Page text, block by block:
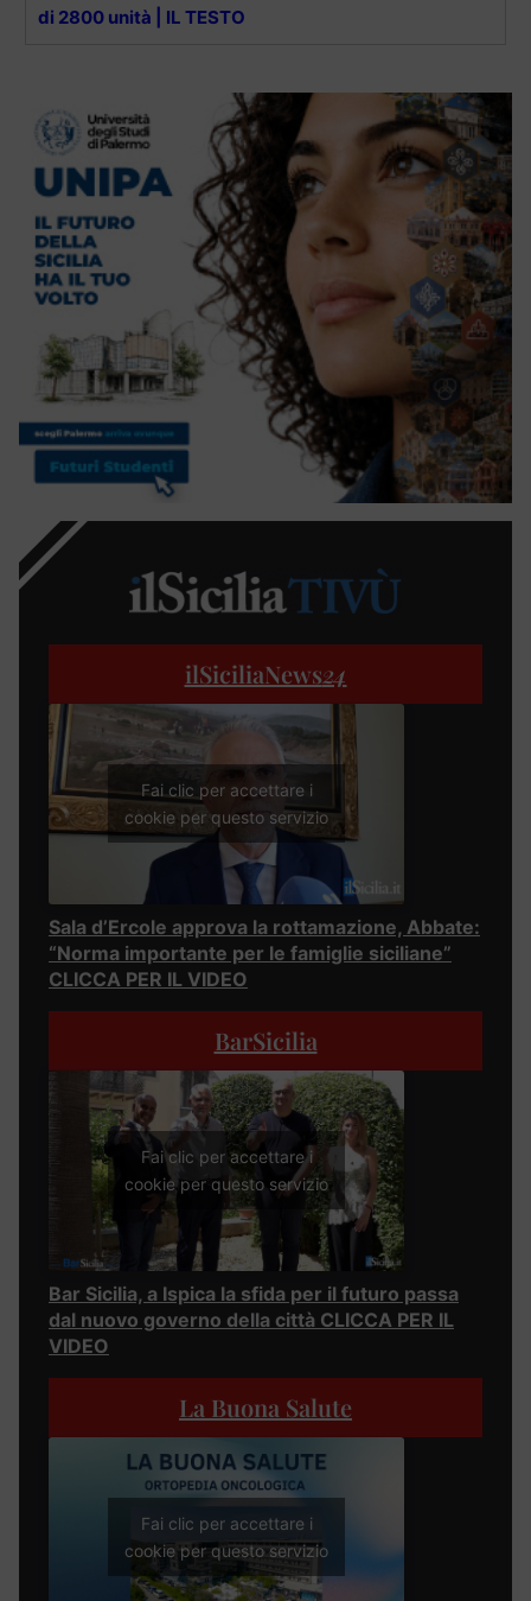
di 2800 unità | IL TESTO
ilSiciliaNews24
Fai clic per accettare i
cookie per questo servizio
Sala d’Ercole approva la rottamazione, Abbate:
“Norma importante per le famiglie siciliane”
CLICCA PER IL VIDEO
BarSicilia
Fai clic per accettare i
cookie per questo servizio
Bar Sicilia, a Ispica la sfida per il futuro passa
dal nuovo governo della città CLICCA PER IL
VIDEO
La Buona Salute
Fai clic per accettare i
cookie per questo servizio